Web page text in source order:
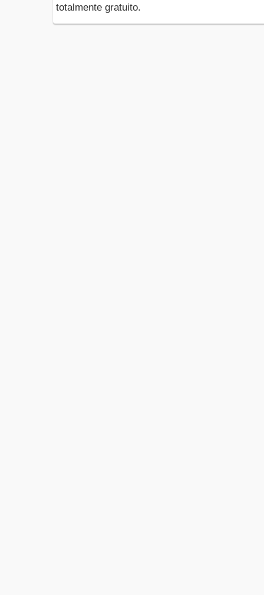
totalmente gratuito.